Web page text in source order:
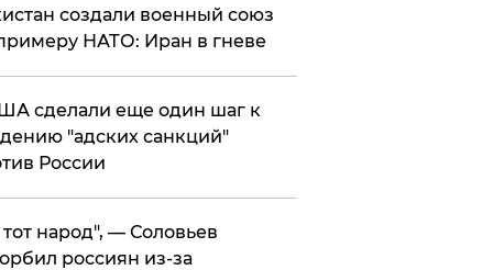
создали военный союз
НАТО: Иран в гневе
сделали еще один шаг к
"адских санкций"
России
народ", — Соловьев
россиян из-за